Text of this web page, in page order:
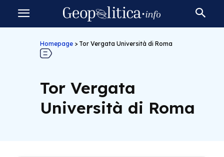
Homepage > Tor Vergata Università di Roma
Tor Vergata
Università di Roma